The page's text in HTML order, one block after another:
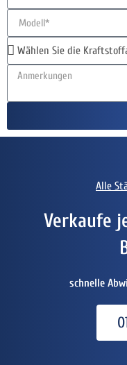
Alle
Verkaufe
schnelle